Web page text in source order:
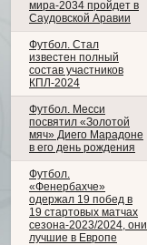
мира-2034 пройдет в
Саудовской Аравии
Футбол. Стал
известен полный
состав участников
КПЛ-2024
Футбол. Месси
посвятил «Золотой
мяч» Диего Марадоне
в его день рождения
Футбол.
«Фенербахче»
одержал 19 побед в
19 стартовых матчах
сезона-2023/2024, они
лучшие в Европе